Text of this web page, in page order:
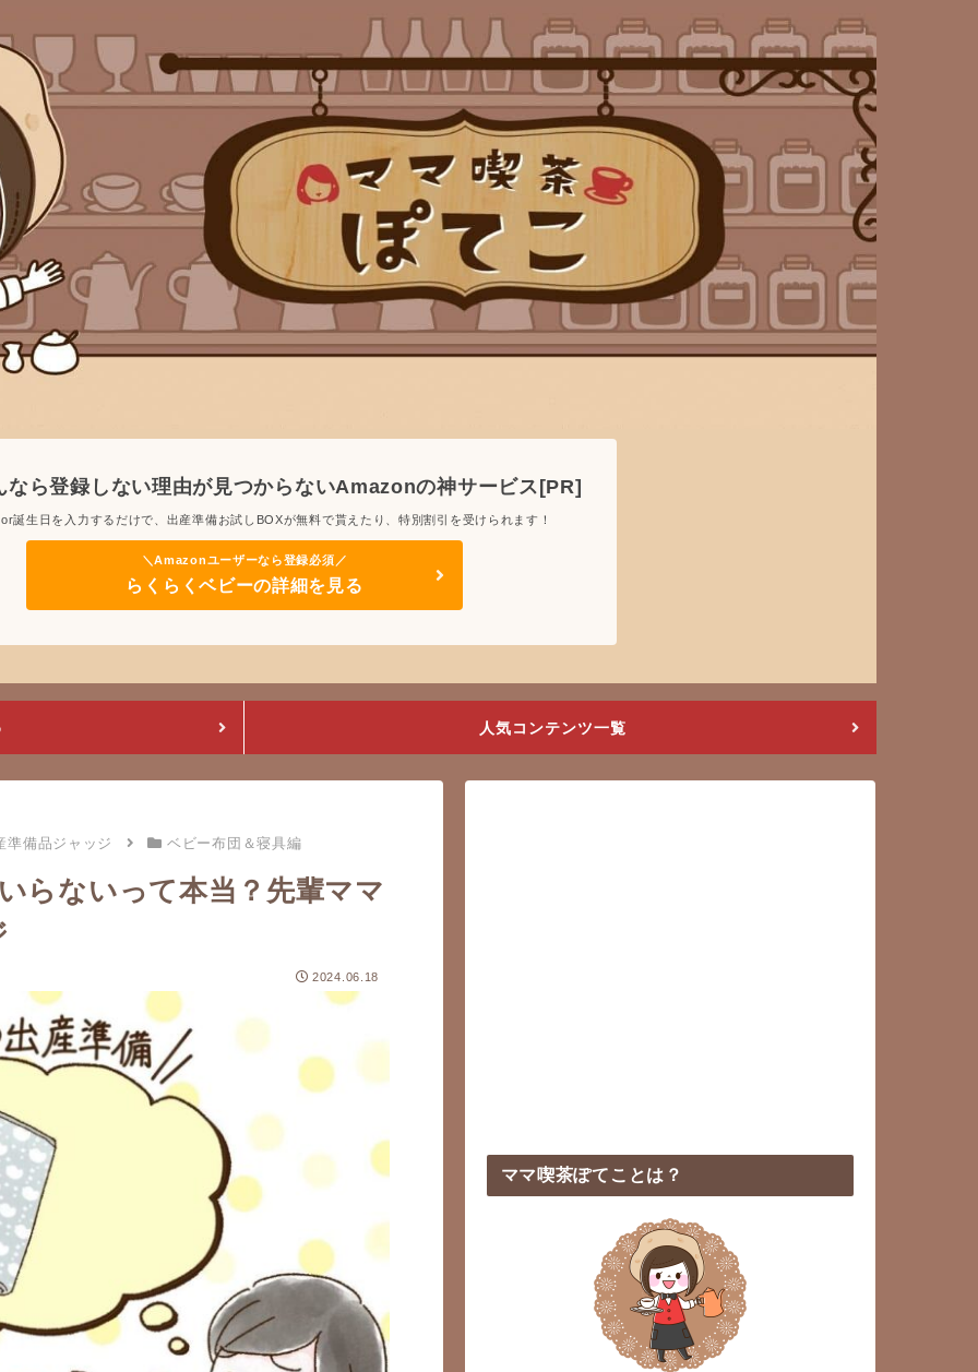
なら登録しない理由が見つからないAmazonの神サービス[PR]
誕生日を入力するだけで、出産準備お試しBOXが無料で貰えたり、特別割引を受けられます！
らくらくベビーの詳細を見る
人気コンテンツ一覧
準備品ジャッジ ベビー布団＆寝具編
らないって本当？先輩ママ
2024.06.18
ママ喫茶ぽてことは？